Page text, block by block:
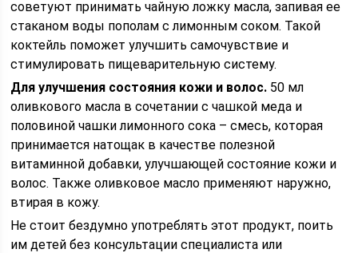
советуют принимать чайную ложку масла, запивая ее
стаканом воды пополам с лимонным соком. Такой
коктейль поможет улучшить самочувствие и
стимулировать пищеварительную систему.
Для улучшения состояния кожи и волос. 50 мл
оливкового масла в сочетании с чашкой меда и
половиной чашки лимонного сока – смесь, которая
принимается натощак в качестве полезной
витаминной добавки, улучшающей состояние кожи и
волос. Также оливковое масло применяют наружно,
втирая в кожу.
Не стоит бездумно употреблять этот продукт, поить
им детей без консультации специалиста или